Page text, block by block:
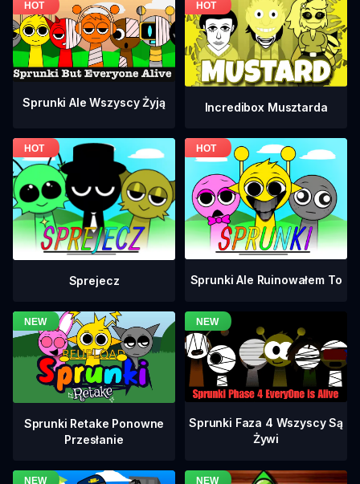
Sprunki Ale Wszyscy Żyją Incredibox Musztarda
Sprejecz Sprunki Ale Ruinowałem To
Sprunki Retake Ponowne
Przesłanie
Sprunki Faza 4 Wszyscy Są
Żywi